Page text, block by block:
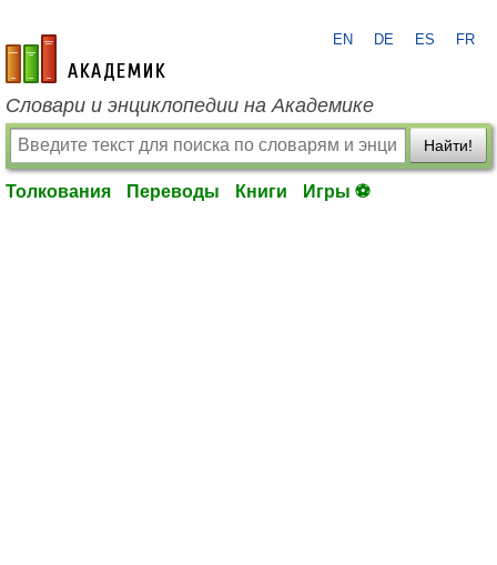
academic.ru
EN DE ES FR
Словари и энциклопедии на Академике
Найти!
Толкования Переводы Книги Игры ⚽